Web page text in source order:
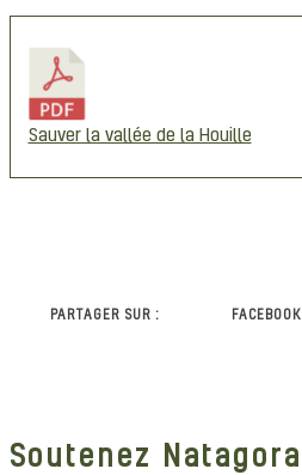
Sauver la vallée de la Houille
PARTAGER SUR : FACEBOOK
Soutenez Natagora